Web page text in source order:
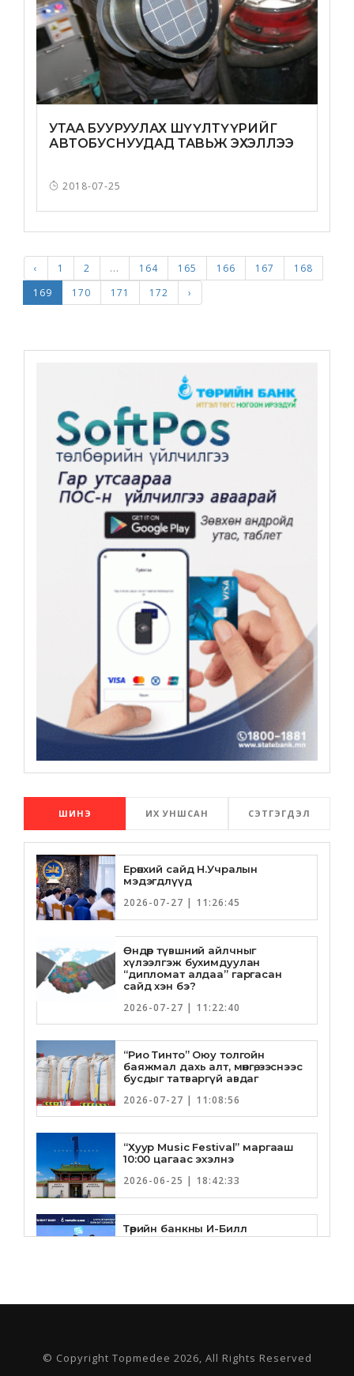
УТАА БУУРУУЛАХ ШҮҮЛТҮҮРИЙГ
АВТОБУСНУУДАД ТАВЬЖ ЭХЭЛЛЭЭ
2018-07-25
‹ 1 2 ... 164 165 166 167
168
169
170 171 172 ›
ШИНЭ ИХ УНШСАН СЭТГЭГДЭЛ
Ерөнхий сайд Н.Учралын
мэдэгдлүүд
2026-07-27 | 11:26:45
Өндөр түвшний айлчныг
хүлээлгэж бухимдуулан
“дипломат алдаа” гаргасан
сайд хэн бэ?
2026-07-27 | 11:22:40
“Рио Тинто” Оюу толгойн
баяжмал дахь алт, мөнгө, зэснээс
бусдыг татваргүй авдаг
2026-07-27 | 11:08:56
“Хуур Music Festival” маргааш
10:00 цагаас эхэлнэ
2026-06-25 | 18:42:33
Төрийн банкны И-Билл
үйлчилгээнд Голомт банк
шинэчлэн байгууллаа
© Copyright Topmedee 2026, All Rights Reserved